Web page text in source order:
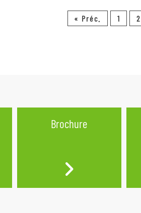
« Préc. 1 2
Brochure